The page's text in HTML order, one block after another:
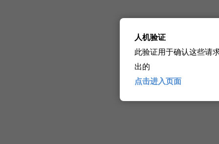
人机验证
此验证用于确认这些请
出的
点击进入页面